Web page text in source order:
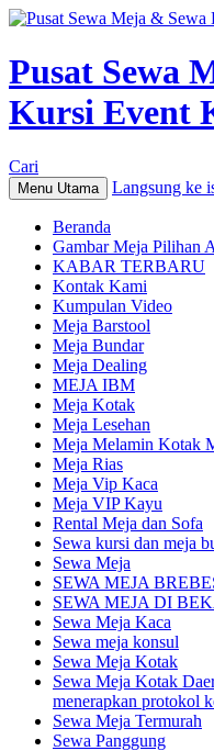
Pusat Sewa
Kursi Event
Cari
Menu Utama Langsung ke
Beranda
Gambar Meja Pilihan
KABAR TERBARU
Kontak Kami
Kumpulan Video
Meja Barstool
Meja Bundar
Meja Dealing
MEJA IBM
Meja Kotak
Meja Lesehan
Meja Melamin Kotak
Meja Rias
Meja Vip Kaca
Meja VIP Kayu
Rental Meja dan Sofa
Sewa kursi dan meja
Sewa Meja
SEWA MEJA
SEWA MEJA DI
Sewa Meja Kaca
Sewa meja konsul
Sewa Meja Kotak
Sewa Meja Kotak
menerapkan protokol
Sewa Meja Termurah
Sewa Panggung